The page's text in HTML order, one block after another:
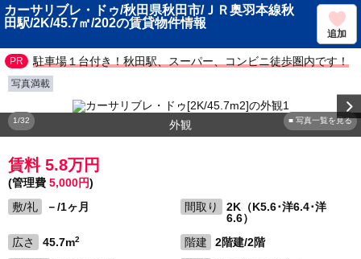
カーサリブレ・ドゥ/秋田県秋田市/ＪＲ奥羽本線秋
田駅/2K/45.7㎡/202の賃貸物件情報
追加
駐車場１台付き！秋田駅、スーパー、コンビニ徒歩圏内です！
写真満載
■ 写真一覧を見る
1/32 外観
賃料 5.8万円
(管理費 5,000円)
敷/礼
－/1ヶ月 間取り
2K（K5.6･洋6.4･洋
6.6）
広さ
45.7m2 階建
2階建/2階